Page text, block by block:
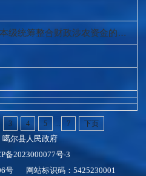
噶尔县关于下达2023年地区本级统筹整合财政涉农资金的公示公告
3 4 5 7 下页
噶尔县人民政府
备2023000077号-3
号网站标识码：5425230001